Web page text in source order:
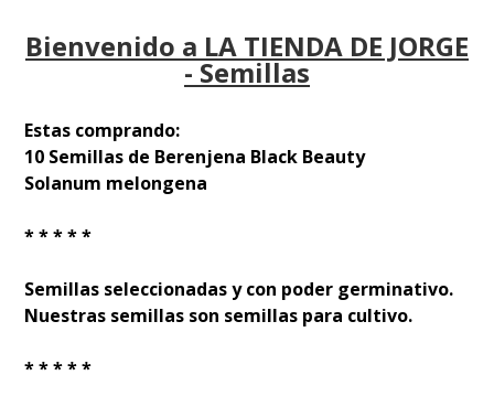
Bienvenido a LA TIENDA DE JORGE
- Semillas
Estas comprando:
10 Semillas de Berenjena Black Beauty
Solanum melongena
* * * * *
Semillas seleccionadas y con poder germinativo.
Nuestras semillas son semillas para cultivo.
* * * * *